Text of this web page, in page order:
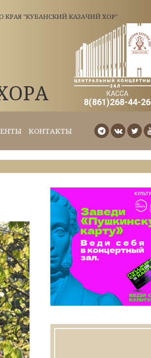
"КУБАНСКИЙ КАЗАЧИЙ ХОР"
КАССА
8(861)268-44-26
КОНТАКТЫ